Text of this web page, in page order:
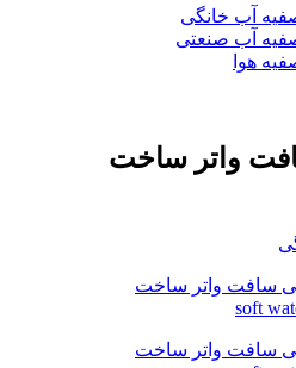
آب خانگی
آب صنعتی
هوا
واتر ساخت